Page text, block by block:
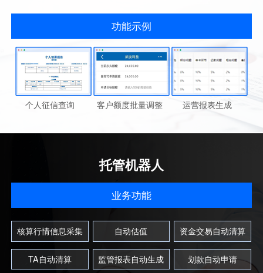
功能示例
个人征信查询 客户额度批量调整 运营报表生成
托管机器人
业务功能
核算行情信息采集 自动估值 资金交易自动清算
TA自动清算 监管报表自动生成 划款自动申请